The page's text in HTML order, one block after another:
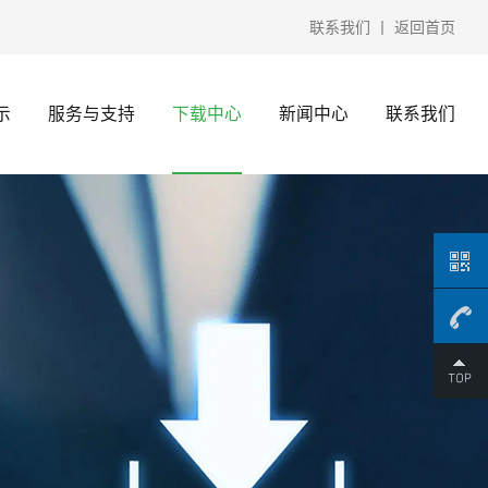
联系我们 返回首页
服务与支持 下载中心 新闻中心 联系我们